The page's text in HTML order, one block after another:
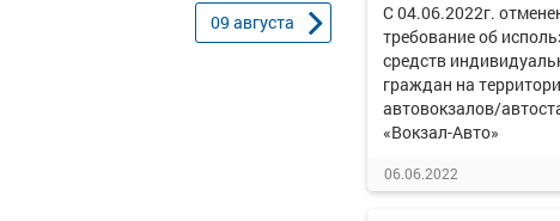
09 августа
С 04.06.2022г.
требование об
средств
граждан на
автовокзалов/
«Вокзал-Авто»
06.06.2022